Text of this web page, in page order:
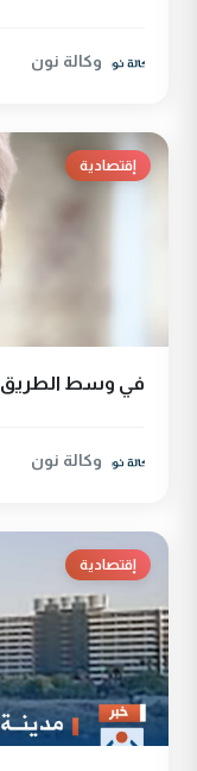
وكالة نون
إقتصادية
في وسط الطريق
وكالة نون
إقتصادية